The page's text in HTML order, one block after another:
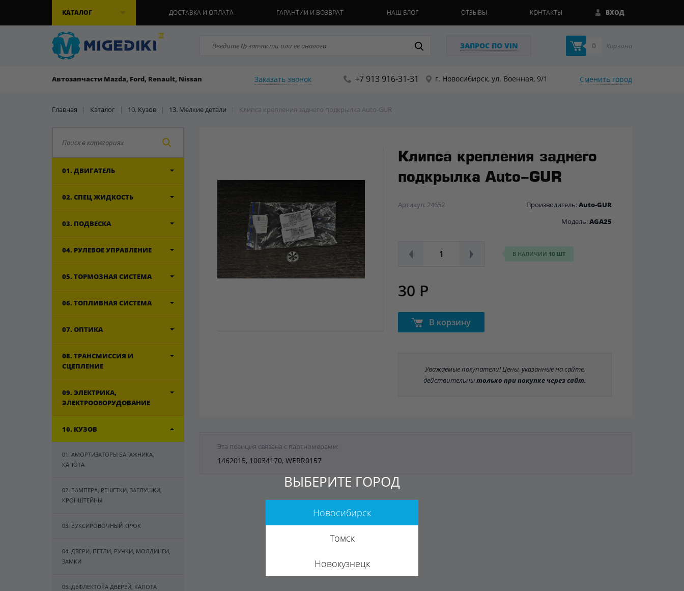
КАТАЛОГ ВХОД
ДОСТАВКА И ОПЛАТА ГАРАНТИИ И ВОЗВРАТ НАШ БЛОГ ОТЗЫВЫ КОНТАКТЫ
ЗАПРОС ПО VIN 0 Корзина
Автозапчасти Mazda, Ford, Renault, Nissan Заказать звонок +7 913 916-31-31 г. Новосибирск, ул. Военная, 9/1 Сменить город
Главная | Каталог | 10. Кузов | 13. Мелкие детали | Клипса крепления заднего подкрылка Auto-GUR
01. ДВИГАТЕЛЬ
02. СПЕЦ ЖИДКОСТЬ
03. ПОДВЕСКА
04. РУЛЕВОЕ УПРАВЛЕНИЕ
05. ТОРМОЗНАЯ СИСТЕМА
06. ТОПЛИВНАЯ СИСТЕМА
07. ОПТИКА
08. ТРАНСМИССИЯ И
СЦЕПЛЕНИЕ
09. ЭЛЕКТРИКА,
ЭЛЕКТРООБОРУДОВАНИЕ
10. КУЗОВ
01. АМОРТИЗАТОРЫ БАГАЖНИКА,
КАПОТА
02. БАМПЕРА, РЕШЕТКИ, ЗАГЛУШКИ,
КРОНШТЕЙНЫ
03. БУКСИРОВОЧНЫЙ КРЮК
04. ДВЕРИ, ПЕТЛИ, РУЧКИ, МОЛДИНГИ,
ЗАМКИ
05. ДЕФЛЕКТОРА ДВЕРЕЙ, КАПОТА
Клипса крепления заднего
подкрылка Auto-GUR
Артикул: 24652 Производитель:Auto-GUR
Модель:AGA25
В НАЛИЧИИ 10 ШТ
30 Р
В корзину
Уважаемые покупатели! Цены, указанные на сайте,
действительнытолько при покупке через сайт.
Эта позиция связана с партномерами:
1462015, 10034170, WERR0157
ВЫБЕРИТЕ ГОРОД
Новосибирск
Томск
Новокузнецк